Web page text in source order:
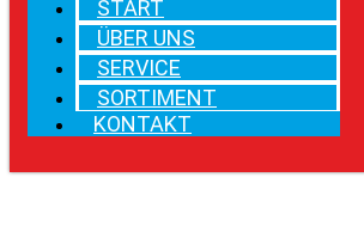
START
ÜBER UNS
SERVICE
SORTIMENT
KONTAKT